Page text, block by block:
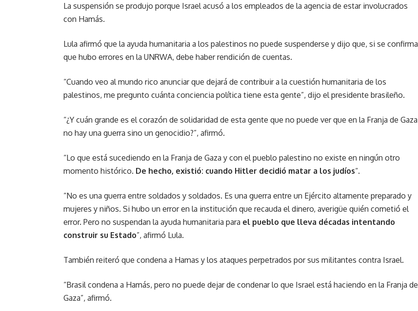
La suspensión se produjo porque Israel acusó a los empleados de la agencia de estar involucrados
con Hamás.
Lula afirmó que la ayuda humanitaria a los palestinos no puede suspenderse y dijo que, si se confirma
que hubo errores en la UNRWA, debe haber rendición de cuentas.
“Cuando veo al mundo rico anunciar que dejará de contribuir a la cuestión humanitaria de los
palestinos, me pregunto cuánta conciencia política tiene esta gente”, dijo el presidente brasileño.
“¿Y cuán grande es el corazón de solidaridad de esta gente que no puede ver que en la Franja de Gaza
no hay una guerra sino un genocidio?”, afirmó.
“Lo que está sucediendo en la Franja de Gaza y con el pueblo palestino no existe en ningún otro
momento histórico. De hecho, existió: cuando Hitler decidió matar a los judíos“.
“No es una guerra entre soldados y soldados. Es una guerra entre un Ejército altamente preparado y
mujeres y niños. Si hubo un error en la institución que recauda el dinero, averigüe quién cometió el
error. Pero no suspendan la ayuda humanitaria para el pueblo que lleva décadas intentando
construir su Estado”, afirmó Lula.
También reiteró que condena a Hamas y los ataques perpetrados por sus militantes contra Israel.
“Brasil condena a Hamás, pero no puede dejar de condenar lo que Israel está haciendo en la Franja de
Gaza”, afirmó.